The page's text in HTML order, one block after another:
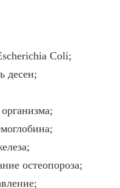
Coli;
десен;
остеопороза;